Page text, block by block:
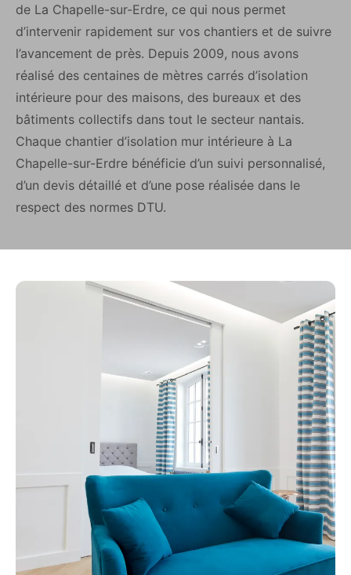
de La Chapelle-sur-Erdre, ce qui nous permet
d’intervenir rapidement sur vos chantiers et de suivre
l’avancement de près. Depuis 2009, nous avons
réalisé des centaines de mètres carrés d’isolation
intérieure pour des maisons, des bureaux et des
bâtiments collectifs dans tout le secteur nantais.
Chaque chantier d’isolation mur intérieure à La
Chapelle-sur-Erdre bénéficie d’un suivi personnalisé,
d’un devis détaillé et d’une pose réalisée dans le
respect des normes DTU.